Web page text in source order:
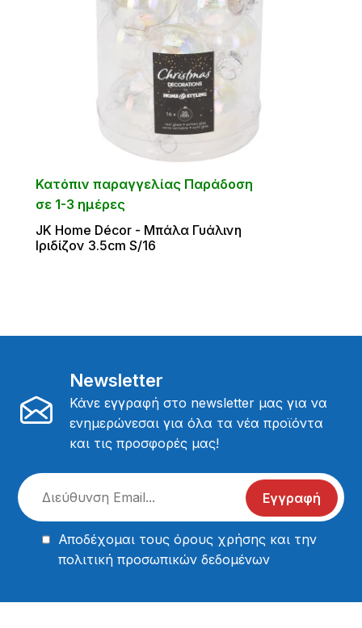
Κατόπιν παραγγελίας Παράδοση
σε 1-3 ημέρες
JK Home Décor - Μπάλα Γυάλινη
Ιριδίζον 3.5cm S/16
Newsletter
Κάνε εγγραφή στο newsletter μας για να
ενημερώνεσαι για όλα τα νέα προϊόντα
και τις προσφορές μας!
Εγγραφή
Αποδέχομαι τουςόρους χρήσης και την
πολιτική προσωπικών δεδομένων